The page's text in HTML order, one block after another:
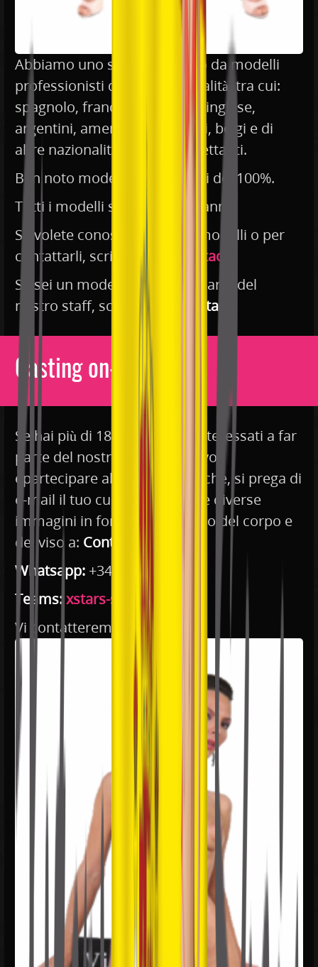
Abbiamo uno staff composto da modelli
professionisti di varie nazionalità, tra cui:
spagnolo, francese, rumeno, inglese,
argentini, americani, tedeschi, belgi e di
altre nazionalità. Esperti e dilettanti.
Ben noto modelli e volti nuovi del 100%.
Tutti i modelli sono più di 18 anni.
Se volete conoscere i nostri modelli o per
contattarli, scrivete a:
Contattaci
Se sei un modello e vuoi far parte del
nostro staff, scrivici a:
Contattaci
Casting on-line
Se hai più di 18 anni e sono interessati a far
parte del nostro staff esclusivo
epartecipare alle nostre ricerche, si prega di
e-mail il tuo curriculum anche diverse
immagini in formato completo del corpo e
del viso a: Contattaci
Whatsapp: +34 611 568 935
Teams: xstars-spain
Vi contatteremo al più presto.